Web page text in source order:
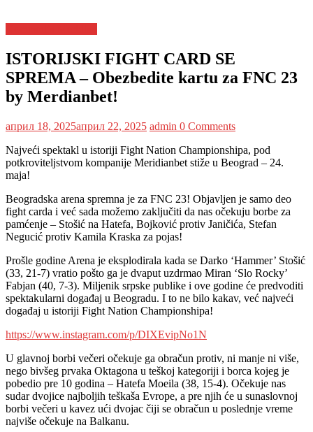
ISTORIJSKI FIGHT CARD SE
SPREMA – Obezbedite kartu za FNC 23
by Merdianbet!
април 18, 2025април 22, 2025 admin 0 Comments
Najveći spektakl u istoriji Fight Nation Championshipa, pod
potkroviteljstvom kompanije Meridianbet stiže u Beograd – 24.
maja!
Beogradska arena spremna je za FNC 23! Objavljen je samo deo
fight carda i već sada možemo zaključiti da nas očekuju borbe za
pamćenje – Stošić na Hatefa, Bojković protiv Janičića, Stefan
Negucić protiv Kamila Kraska za pojas!
Prošle godine Arena je eksplodirala kada se Darko ‘Hammer’ Stošić
(33, 21-7) vratio pošto ga je dvaput uzdrmao Miran ‘Slo Rocky’
Fabjan (40, 7-3). Miljenik srpske publike i ove godine će predvoditi
spektakularni događaj u Beogradu. I to ne bilo kakav, već najveći
događaj u istoriji Fight Nation Championshipa!
https://www.instagram.com/p/DIXEvipNo1N
U glavnoj borbi večeri očekuje ga obračun protiv, ni manje ni više,
nego bivšeg prvaka Oktagona u teškoj kategoriji i borca kojeg je
pobedio pre 10 godina – Hatefa Moeila (38, 15-4). Očekuje nas
sudar dvojice najboljih teškaša Evrope, a pre njih će u sunaslovnoj
borbi večeri u kavez ući dvojac čiji se obračun u poslednje vreme
najviše očekuje na Balkanu.